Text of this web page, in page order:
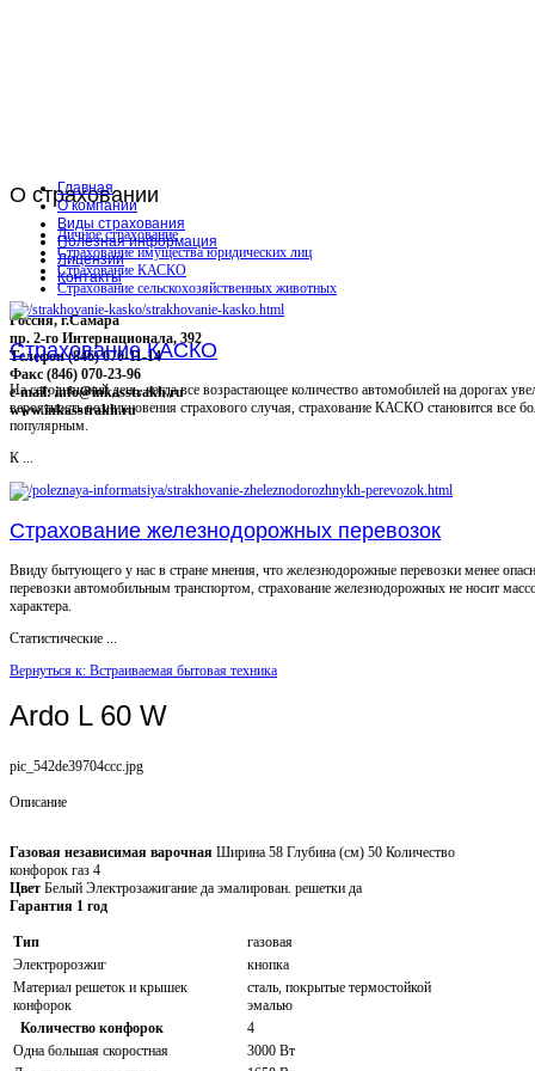
О страховании
Личное страхование
Страхование имущества юридических лиц
Страхование КАСКО
Страхование сельскохозяйственных животных
Россия, г.Самара
пр. 2-го Интернационала, 392
Телефон (846) 070-11-14
Факс (846) 070-23-96
e-mail: info@inkasstrakh.ru
www.inkasstrakh.ru
Главная
О компании
Виды страхования
Полезная информация
Лицензии
Контакты
Страхование КАСКО
На сегодняшний день, когда все возрастающее количество автомобилей на дорогах
вероятность возникновения страхового случая, страхование КАСКО становится все
популярным.
К ...
Страхование железнодорожных перевозок
Ввиду бытующего у нас в стране мнения, что железнодорожные перевозки менее
перевозки автомобильным транспортом, страхование железнодорожных не носит
характера.
Статистические ...
Вернуться к: Встраиваемая бытовая техника
Ardo L 60 W
pic_542de39704ccc.jpg
Описание
Газовая независимая варочная Ширина 58 Глубина (cм) 50 Количество
конфорок газ 4
Цвет Белый Электрозажигание да эмалирован. решетки да
Гарантия 1 год
Тип
газовая
Электророзжиг
кнопка
Материал решеток и крышек
конфорок
сталь, покрытые термостойкой
эмалью
Количество конфорок
4
Одна большая скоростная
3000 Вт